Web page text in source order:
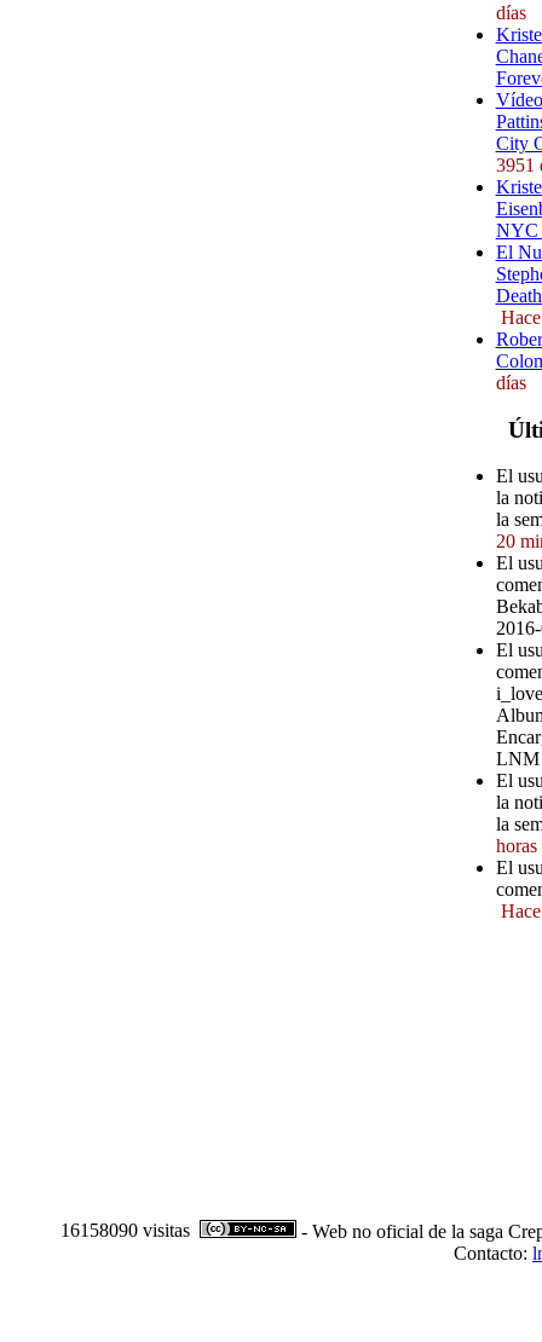
días
City
3951
NYC
El
días
El
la
la
20
El
El
LNM
El
la
la
horas
El
16158090 visitas
- Web no oficial de la saga
Contacto: